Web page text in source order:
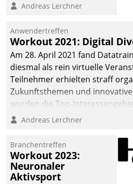
Teilnehmer kurzweilige
Cloud-Strategien und -
Lösungen mit hohem
Zukunftspotenzial.
Andreas Lerchner
Anwendertreffen
Workout 2021: Digital
Am 28. April 2021 fand
diesmal als rein virtuelle
Teilnehmer erhielten straff
Zukunftsthemen und
wurden die Top-
Andreas Lerchner
Branchentreffen
Workout 2023:
Neuronaler
Aktivsport